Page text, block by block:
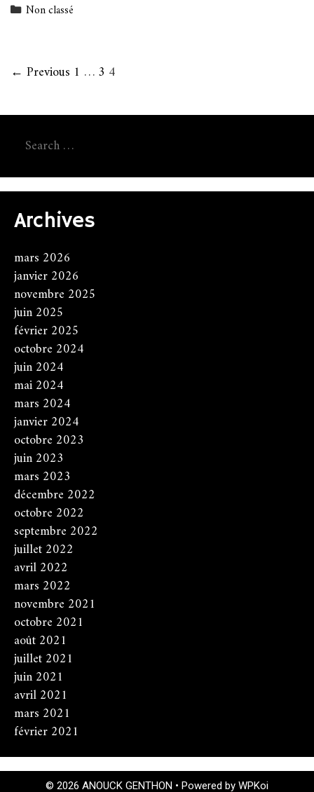
Categories
Non classé
Post
← Previous 1 …3 4
Search
for:
Archives
mars 2026
janvier 2026
novembre 2025
juin 2025
février 2025
octobre 2024
juin 2024
mai 2024
mars 2024
janvier 2024
octobre 2023
juin 2023
mars 2023
décembre 2022
octobre 2022
septembre 2022
juillet 2022
avril 2022
mars 2022
novembre 2021
octobre 2021
août 2021
juillet 2021
juin 2021
avril 2021
mars 2021
février 2021
© 2026 ANOUCK GENTHON • Powered by WPKoi